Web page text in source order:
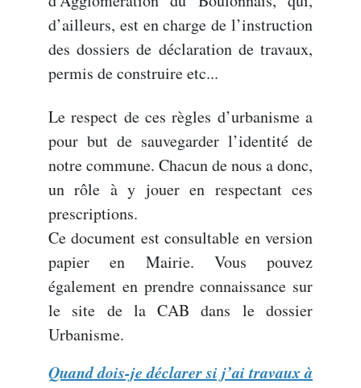
d’ailleurs, est en charge de l’instruction
des dossiers de déclaration de travaux,
permis de construire etc...
Le respect de ces règles d’urbanisme a
pour but de sauvegarder l’identité de
notre commune. Chacun de nous a donc,
un rôle à y jouer en respectant ces
prescriptions.
Ce document est consultable en version
papier en Mairie. Vous pouvez
également en prendre connaissance sur
le site de la CAB dans le dossier
Urbanisme.
Quand dois-je déclarer si j’ai travaux à